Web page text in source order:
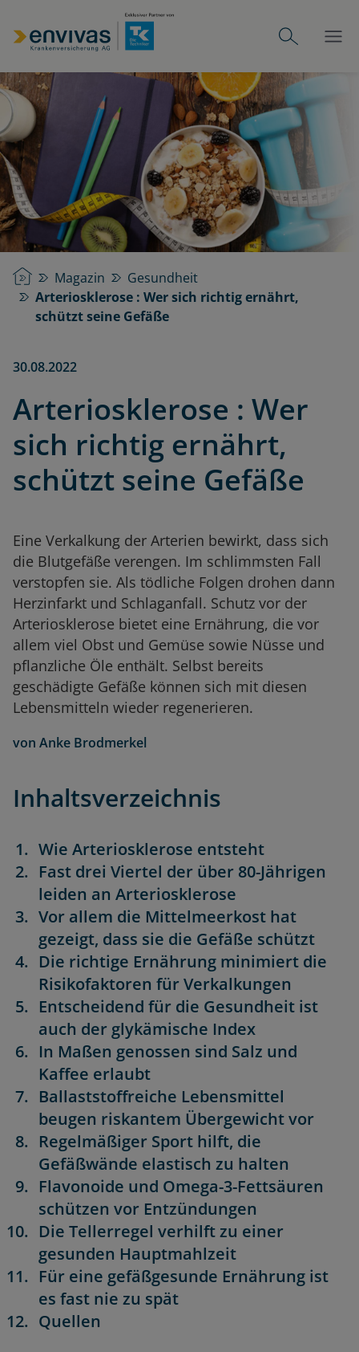
StartseiteMagazin
Gesundheit
Arteriosklerose : Wer sich richtig ernährt,
schützt seine Gefäße
30.08.2022
Arteriosklerose : Wer
sich richtig ernährt,
schützt seine Gefäße
Eine Verkalkung der Arterien bewirkt, dass sich
die Blutgefäße verengen. Im schlimmsten Fall
verstopfen sie. Als tödliche Folgen drohen dann
Herzinfarkt und Schlaganfall. Schutz vor der
Arteriosklerose bietet eine Ernährung, die vor
allem viel Obst und Gemüse sowie Nüsse und
pflanzliche Öle enthält. Selbst bereits
geschädigte Gefäße können sich mit diesen
Lebensmitteln wieder regenerieren.
von Anke Brodmerkel
Inhaltsverzeichnis
Wie Arteriosklerose entsteht
Fast drei Viertel der über 80-Jährigen
leiden an Arteriosklerose
Vor allem die Mittelmeerkost hat
gezeigt, dass sie die Gefäße schützt
Die richtige Ernährung minimiert die
Risikofaktoren für Verkalkungen
Entscheidend für die Gesundheit ist
auch der glykämische Index
In Maßen genossen sind Salz und
Kaffee erlaubt
Ballaststoffreiche Lebensmittel
beugen riskantem Übergewicht vor
Regelmäßiger Sport hilft, die
Gefäßwände elastisch zu halten
Flavonoide und Omega-3-Fettsäuren
schützen vor Entzündungen
Die Tellerregel verhilft zu einer
gesunden Hauptmahlzeit
Für eine gefäßgesunde Ernährung ist
es fast nie zu spät
Quellen